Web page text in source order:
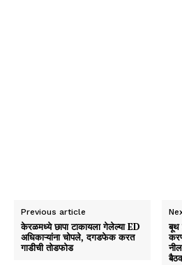
Previous article
केरळमध्ये छापा टाकायला गेलेल्या ED
अधिकाऱ्यांना चोपले, दगडफेक करत
गाडीची तोडफोड
बूथ